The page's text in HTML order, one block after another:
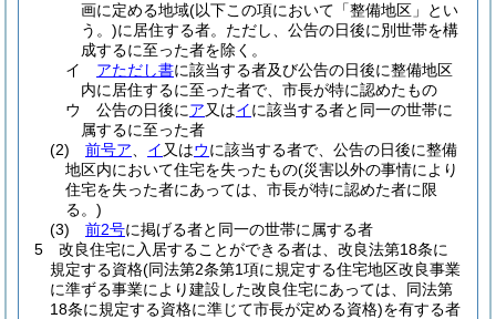
画に定める地域(以下この項において「整備地区」とい
う。)に居住する者。 ただし、公告の日後に別世帯を構
成するに至った者を除く。
イ
アただし書に該当する者及び公告の日後に整備地区
内に居住するに至った者で、市長が特に認めたもの
ウ
公告の日後にア又はイに該当する者と同一の世帯に
属するに至った者
(2)
前号ア イ 又はウに該当する者で、公告の日後に整備
地区内において住宅を失ったもの(災害以外の事情により
住宅を失った者にあっては、市長が特に認めた者に限
る。)
(3)
前2号に掲げる者と同一の世帯に属する者
5
改良住宅に入居することができる者は、改良法第18条に
規定する資格(同法第2条第1項に規定する住宅地区改良事業
に準ずる事業により建設した改良住宅にあっては、同法第
18条に規定する資格に準じて市長が定める資格)を有する者